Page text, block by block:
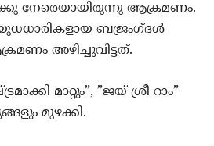
നേരെയായിരുന്നു ആക്രമണം.
ബജ്രംഗ്ദള്‍
അഴിച്ചുവിട്ടത്.
മാറ്റും”, ”ജയ് ശ്രീ റാം”
മുഴക്കി.